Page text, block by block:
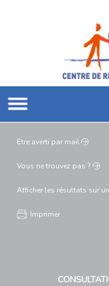
Etre averti par mail
Vous netrouvez pas ?
Afficher les résultats sur
Imprimer